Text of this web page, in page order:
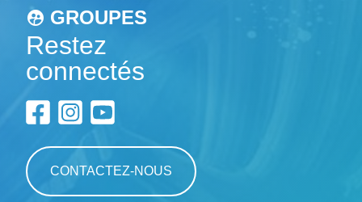
GROUPES
Restez
connectés
CONTACTEZ-NOUS